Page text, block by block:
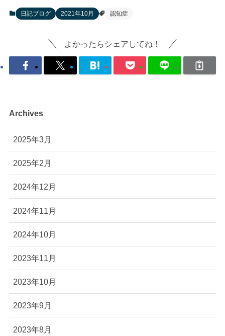
日記ブログ 2021年10月 認知症
よかったらシェアしてね！
Archives
2025年3月
2025年2月
2024年12月
2024年11月
2024年10月
2023年11月
2023年10月
2023年9月
2023年8月